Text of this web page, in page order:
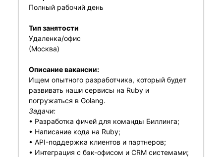
Полный рабочий день
Тип занятости
Удаленка/офис
(Москва)
Описание вакансии:
Ищем опытного разработчика, который будет
развивать наши сервисы на Ruby и
погружаться в Golang.
Задачи:
• Разработка фичей для команды Биллинга;
• Написание кода на Ruby;
• API-поддержка клиентов и партнеров;
• Интеграция с бэк-офисом и CRM системами;